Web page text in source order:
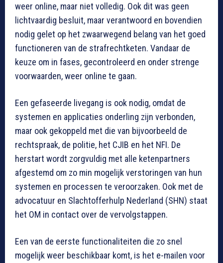
weer online, maar niet volledig. Ook dit was geen
lichtvaardig besluit, maar verantwoord en bovendien
nodig gelet op het zwaarwegend belang van het goed
functioneren van de strafrechtketen. Vandaar de
keuze om in fases, gecontroleerd en onder strenge
voorwaarden, weer online te gaan.
Een gefaseerde livegang is ook nodig, omdat de
systemen en applicaties onderling zijn verbonden,
maar ook gekoppeld met die van bijvoorbeeld de
rechtspraak, de politie, het CJIB en het NFI. De
herstart wordt zorgvuldig met alle ketenpartners
afgestemd om zo min mogelijk verstoringen van hun
systemen en processen te veroorzaken. Ook met de
advocatuur en Slachtofferhulp Nederland (SHN) staat
het OM in contact over de vervolgstappen.
Een van de eerste functionaliteiten die zo snel
mogelijk weer beschikbaar komt, is het e-mailen voor